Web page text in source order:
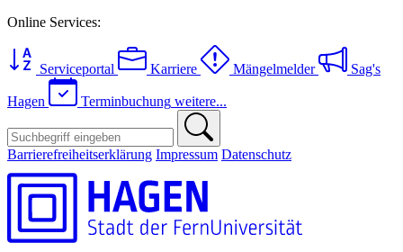
Online Services:
Serviceportal Karriere Mängelmelder Sag's
Hagen Terminbuchung weitere...
Barrierefreiheitserklärung Impressum Datenschutz